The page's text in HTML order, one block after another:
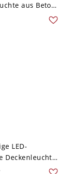
aus Beton
zum
LED-
Deckenleuchte
Stil mit